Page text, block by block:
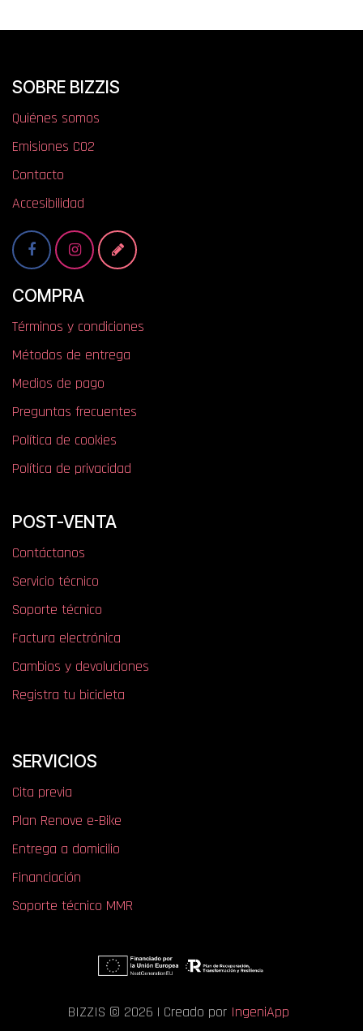
SOBRE BIZZIS
Quiénes somos
​​​​​​​​E​mi​si​one​s​ ​C​O​2
Contacto
Accesibilidad
COMPRA
Términos y condiciones
Métodos de entrega
Medios de pago
Preguntas frecuentes
Política de cookies
Política de privacidad
POST-VENTA
Contáctanos
Servicio técnico
Soporte técnico
Factura electrónica
Cambios y devoluciones
Registra tu bicicleta
SERVICIOS
Cita previa
Plan Renove e-Bike
Entrega a domicilio
Financiación
Soporte técnico MMR
BIZZIS © 2026 | Creado por IngeniApp